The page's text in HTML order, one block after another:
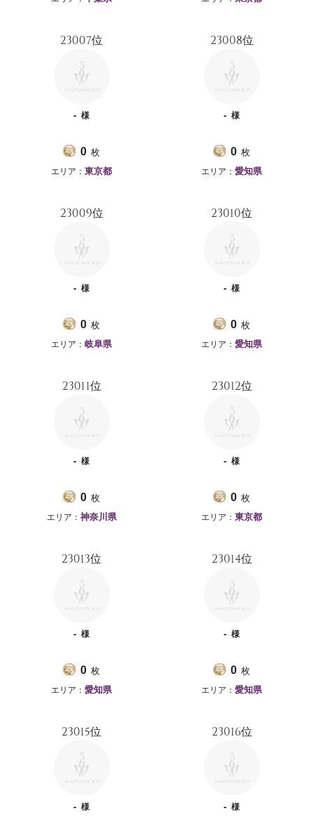
23007位
- 様
0 枚
エリア： 東京都
23008位
- 様
0 枚
エリア： 愛知県
23009位
- 様
0 枚
エリア： 岐阜県
23010位
- 様
0 枚
エリア： 愛知県
23011位
- 様
0 枚
エリア： 神奈川県
23012位
- 様
0 枚
エリア： 東京都
23013位
- 様
0 枚
エリア： 愛知県
23014位
- 様
0 枚
エリア： 愛知県
23015位
- 様
23016位
- 様